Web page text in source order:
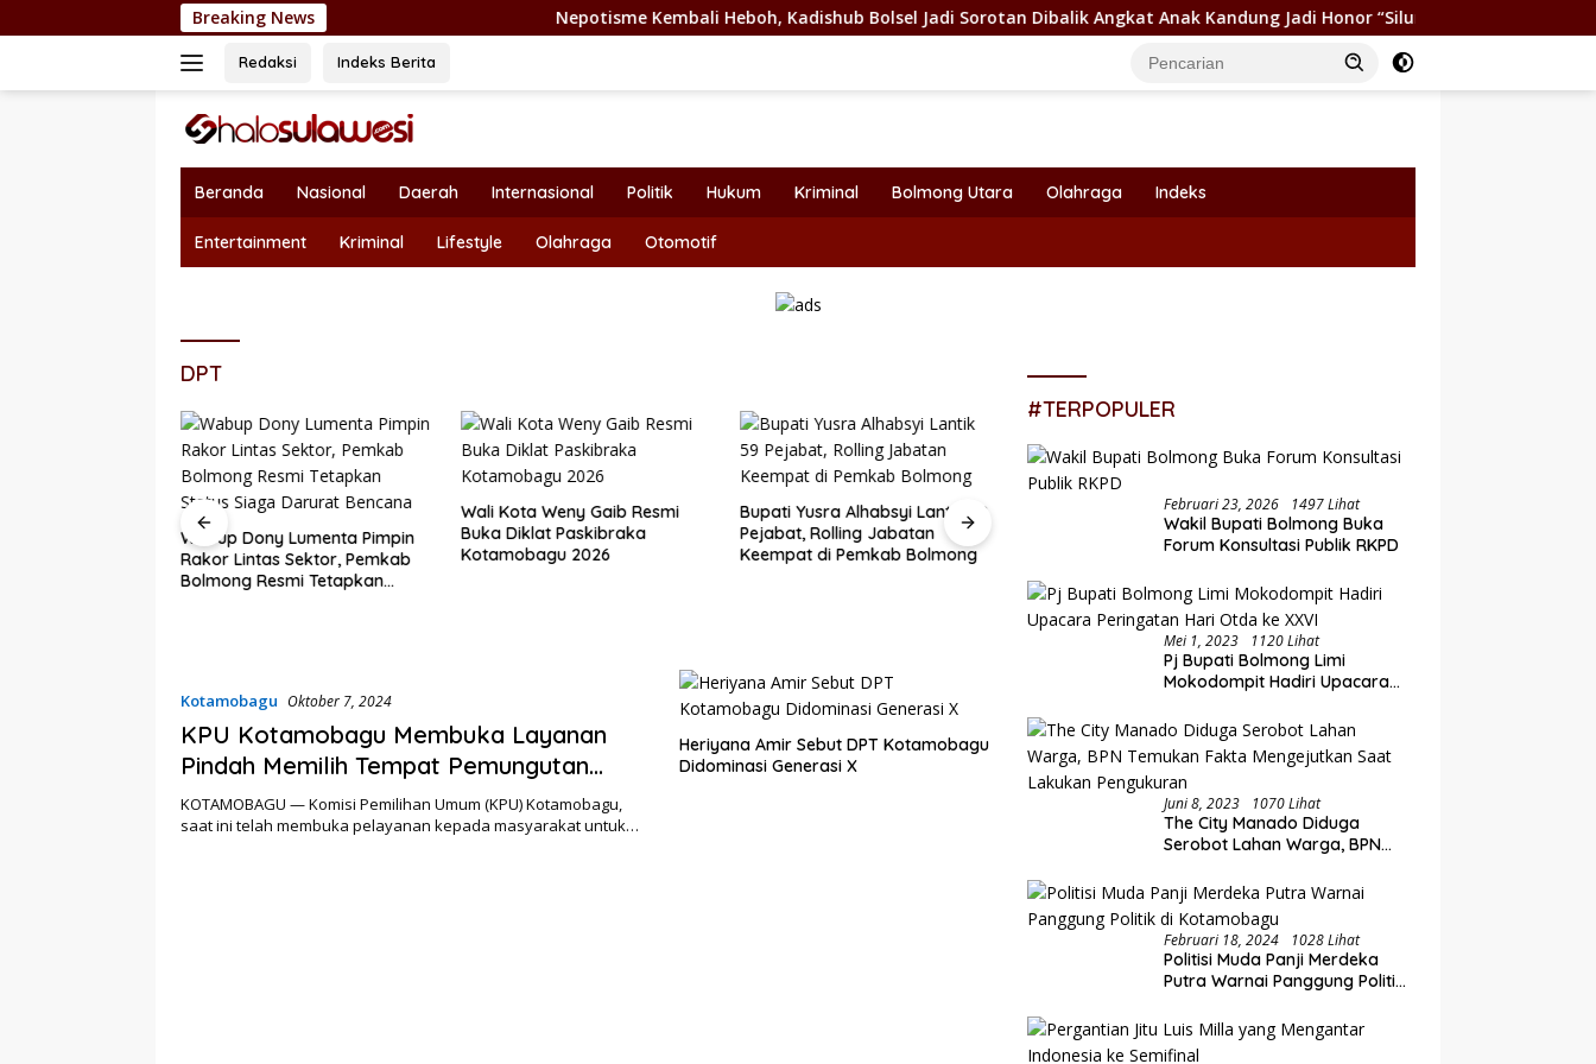
ke
Breaking News Nepotisme Kembali Heboh, Kadishub Bolsel Jadi Sorotan Dibalik Angkat Anak Kandung Jadi Honor “Siluman” Wabup Dony Lumenta
Redaksi Indeks Berita
Beranda Nasional Daerah Internasional Politik Hukum Kriminal Bolmong Utara Olahraga Indeks
Entertainment Kriminal Lifestyle Olahraga Otomotif
DPT
Wabup Dony Lumenta Pimpin
Rakor Lintas Sektor, Pemkab
Bolmong Resmi Tetapkan
Wali Kota Weny Gaib Resmi
Buka Diklat Paskibraka
Kotamobagu 2026
Bupati Yusra Alhabsyi Lantik 59
Pejabat, Rolling Jabatan
Keempat di Pemkab Bolmong
Hadiri Rakorwil TPAKD Sulut-
Dorong Inklusi Keuangan dan
Pembiayaan UMKM
Pemkot Kotamobagu Dukung
Perluasan Akses Keuangan
Lewat Rakorwil TPAKD
Kotamobagu Oktober 7, 2024
KPU Kotamobagu Membuka Layanan
Pindah Memilih Tempat Pemungutan
Suara
KOTAMOBAGU — Komisi Pemilihan Umum (KPU) Kotamobagu,
saat ini telah membuka pelayanan kepada masyarakat untuk…
Heriyana Amir Sebut DPT Kotamobagu
Didominasi Generasi X
#TERPOPULER
Februari 23, 2026 1497 Lihat
Wakil Bupati Bolmong Buka
Forum Konsultasi Publik RKPD
Mei 1, 2023 1120 Lihat
Pj Bupati Bolmong Limi
Mokodompit Hadiri Upacara
Juni 8, 2023 1070 Lihat
The City Manado Diduga
Serobot Lahan Warga, BPN
Saat Lakukan Pengukuran
Februari 18, 2024 1028 Lihat
Politisi Muda Panji Merdeka
Putra Warnai Panggung Politik